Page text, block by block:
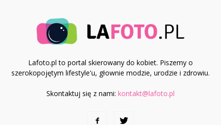
Lafoto.pl to portal skierowany do kobiet. Piszemy o
szerokopojętym lifestyle'u, głownie modzie, urodzie i zdrowiu.
Skontaktuj się z nami: kontakt@lafoto.pl